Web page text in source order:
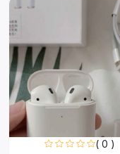
( 0 )